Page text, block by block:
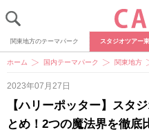
関東地方のテーマパーク スタジオツアー
ホーム 国内テーマパーク 関東地方
2023年07月27日
【ハリーポッター】スタ
とめ！2つの魔法界を徹底